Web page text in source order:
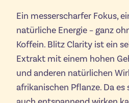
Ein messerscharfer Fokus,
natürliche Energie – ganz
Koffein. Blitz Clarity ist ein
Extrakt mit einem hohen
und anderen natürlichen
afrikanischen Pflanze. Da